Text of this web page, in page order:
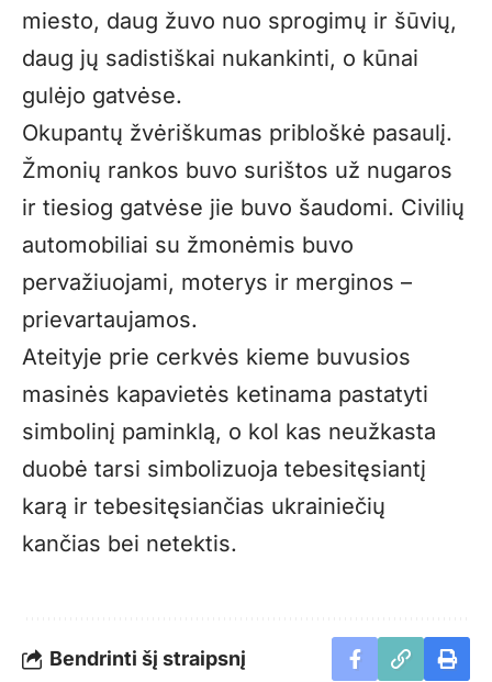
miesto, daug žuvo nuo sprogimų ir šūvių,
daug jų sadistiškai nukankinti, o kūnai
gulėjo gatvėse.
Okupantų žvėriškumas pribloškė pasaulį.
Žmonių rankos buvo surištos už nugaros
ir tiesiog gatvėse jie buvo šaudomi. Civilių
automobiliai su žmonėmis buvo
pervažiuojami, moterys ir merginos –
prievartaujamos.
Ateityje prie cerkvės kieme buvusios
masinės kapavietės ketinama pastatyti
simbolinį paminklą, o kol kas neužkasta
duobė tarsi simbolizuoja tebesitęsiantį
karą ir tebesitęsiančias ukrainiečių
kančias bei netektis.
Bendrinti šį straipsnį